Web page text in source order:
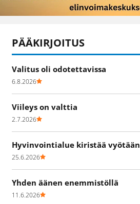
PÄÄKIRJOITUS
Valitus oli odotettavissa
6.8.2026
Viileys on valttia
2.7.2026
Hyvinvointialue kiristää vyötään
25.6.2026
Yhden äänen enemmistöllä
11.6.2026